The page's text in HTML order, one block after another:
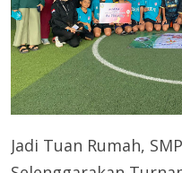
Jadi Tuan Rumah,